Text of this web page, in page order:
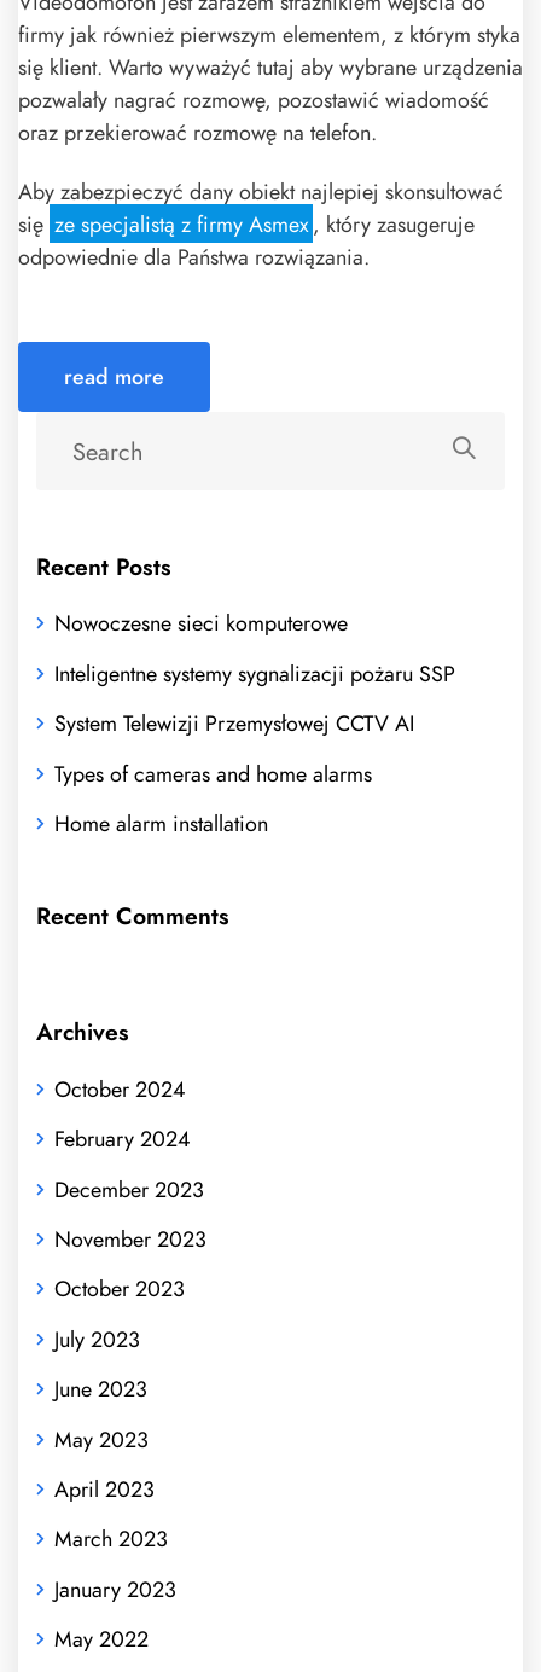
firmy jak również pierwszym elementem, z którym styka
się klient. Warto wyważyć tutaj aby wybrane urządzenia
pozwalały nagrać rozmowę, pozostawić wiadomość
oraz przekierować rozmowę na telefon.
Aby zabezpieczyć dany obiekt najlepiej skonsultować
się ze specjalistą z firmy Asmex , który zasugeruje
odpowiednie dla Państwa rozwiązania.
read more
Recent Posts
Nowoczesne sieci komputerowe
Inteligentne systemy sygnalizacji pożaru SSP
System Telewizji Przemysłowej CCTV AI
Types of cameras and home alarms
Home alarm installation
Recent Comments
Archives
October 2024
February 2024
December 2023
November 2023
October 2023
July 2023
June 2023
May 2023
April 2023
March 2023
January 2023
May 2022